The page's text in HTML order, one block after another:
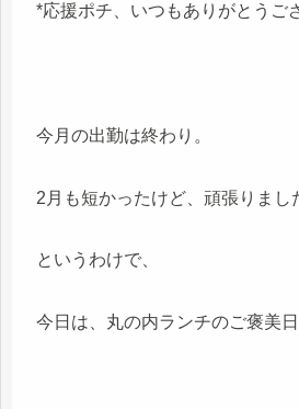
*応援ポチ、いつもありがとうご
今月の出勤は終わり。
2月も短かったけど、頑張りまし
というわけで、
今日は、丸の内ランチのご褒美日